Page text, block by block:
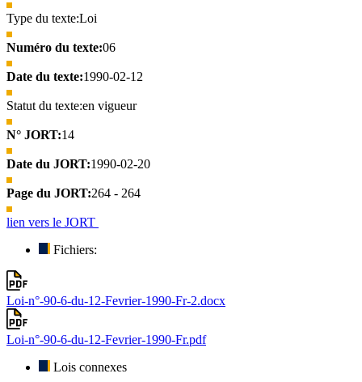
Type du texte:Loi
Numéro du texte:06
Date du texte:1990-02-12
Statut du texte:en vigueur
N° JORT:14
Date du JORT:1990-02-20
Page du JORT:264 - 264
lien vers le JORT
Fichiers:
Loi-n°-90-6-du-12-Fevrier-1990-Fr-2.docx
Loi-n°-90-6-du-12-Fevrier-1990-Fr.pdf
Lois connexes